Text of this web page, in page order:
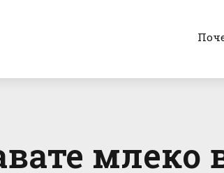
млеко